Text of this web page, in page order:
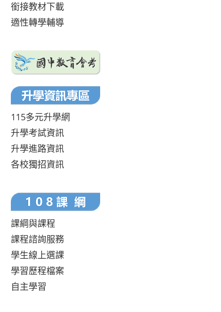
銜接教材下載
適性轉學輔導
115多元升學網
升學考試資訊
升學進路資訊
各校獨招資訊
課綱與課程
課程諮詢服務
學生線上選課
學習歷程檔案
自主學習